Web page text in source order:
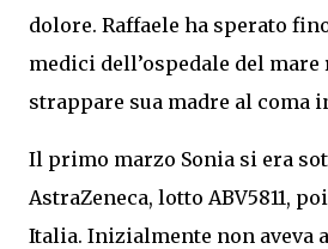
dolore. Raffaele ha sperato
medici dell’ospedale del
strappare sua madre al coma
Il primo marzo Sonia si era
AstraZeneca, lotto ABV5811,
Italia. Inizialmente non aveva